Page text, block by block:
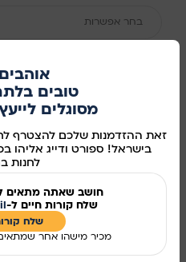
טובים
מסוגלים
זאת ההזדמנות שלכם להצטרף
בישראל! ספורט ודייג
לחנות
חושב שאתה מתאים
שלח קורות חיים ל-
שלח
מכיר מישהו אחר
בחר אפשרות
381211
שיתוף ברשתות החברתיות:
מוצרים קשורים